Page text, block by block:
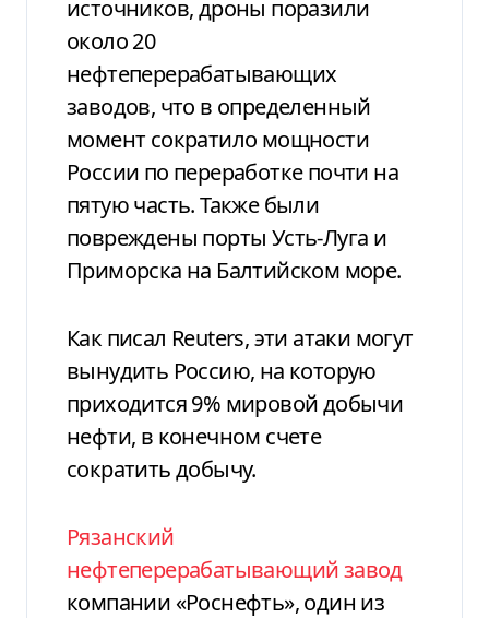
источников, дроны поразили
около 20
нефтеперерабатывающих
заводов, что в определенный
момент сократило мощности
России по переработке почти на
пятую часть. Также были
повреждены порты Усть-Луга и
Приморска на Балтийском море.
Как писал Reuters, эти атаки могут
вынудить Россию, на которую
приходится 9% мировой добычи
нефти, в конечном счете
сократить добычу.
Рязанский
нефтеперерабатывающий завод
компании «Роснефть», один из